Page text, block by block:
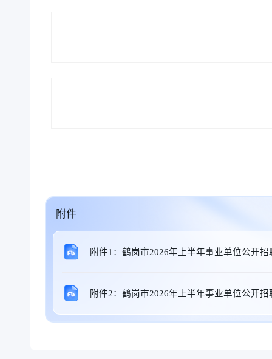
附件
附件1：鹤岗市2026年上半年事业单位公开
附件2：鹤岗市2026年上半年事业单位公开